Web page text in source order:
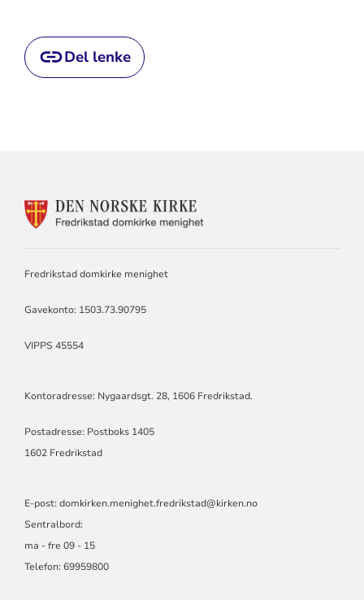
Del lenke
FOR
Fredrikstad domkirke menighet
Gavekonto: 1503.73.90795
VIPPS 45554
Kontoradresse: Nygaardsgt. 28, 1606 Fredrikstad.
Postadresse: Postboks 1405
1602 Fredrikstad
E-post: domkirken.menighet.fredrikstad@kirken.no
Sentralbord:
ma - fre 09 - 15
Telefon: 69959800